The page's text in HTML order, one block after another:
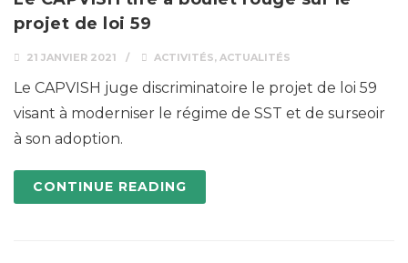
projet de loi 59
21 JANVIER 2021 ACTIVITÉS, ACTUALITÉS
Le CAPVISH juge discriminatoire le projet de loi 59
visant à moderniser le régime de SST et de surseoir
à son adoption.
CONTINUE READING